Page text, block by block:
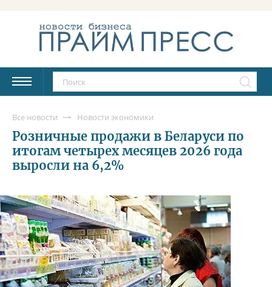
Все новости Новости экономики
Розничные продажи в Беларуси по
итогам четырех месяцев 2026 года
выросли на 6,2%